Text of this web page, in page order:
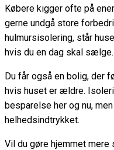
Købere kigger ofte på
gerne undgå store
hulmursisolering, står
hvis du en dag skal sælge.
Du får også en bolig, der
hvis huset er ældre.
besparelse her og nu,
helhedsindtrykket.
Vil du gøre hjemmet